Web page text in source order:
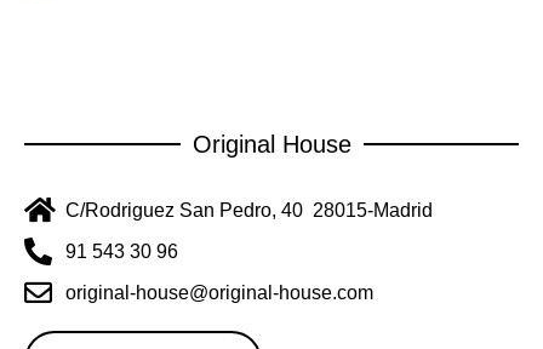
Original House
C/Rodriguez San Pedro, 40 28015-Madrid
91 543 30 96
original-house@original-house.com